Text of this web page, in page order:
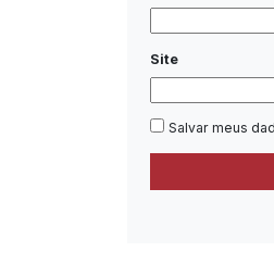
Site
Salvar meus